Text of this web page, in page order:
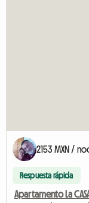
2153 MXN /
Respuesta rápida
Apartamento La